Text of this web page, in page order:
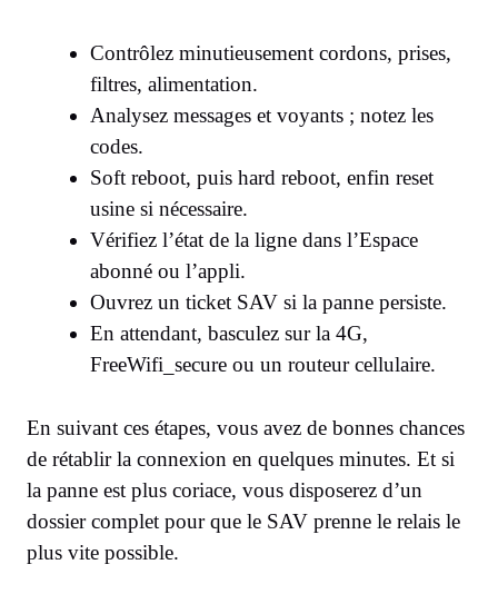
Contrôlez minutieusement cordons, prises,
filtres, alimentation.
Analysez messages et voyants ; notez les
codes.
Soft reboot, puis hard reboot, enfin reset
usine si nécessaire.
Vérifiez l’état de la ligne dans l’Espace
abonné ou l’appli.
Ouvrez un ticket SAV si la panne persiste.
En attendant, basculez sur la 4G,
FreeWifi_secure ou un routeur cellulaire.
En suivant ces étapes, vous avez de bonnes chances
de rétablir la connexion en quelques minutes. Et si
la panne est plus coriace, vous disposerez d’un
dossier complet pour que le SAV prenne le relais le
plus vite possible.